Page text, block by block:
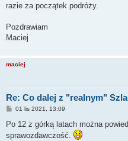
razie za początek podróży.
Pozdrawiam
Maciej
maciej
Re: Co dalej z "realnym"
P
s
01 lis 2021, 13:09
Po 12 z górką latach można
sprawozdawczość.